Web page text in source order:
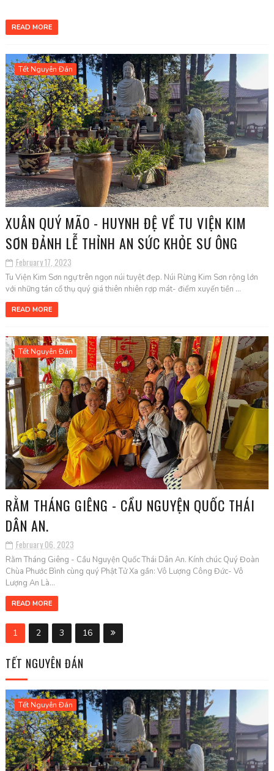
READ MORE
Tết Nguyên Đán
XUÂN QUÝ MÃO - HUYNH ĐỆ VỀ TU VIỆN KIM
SƠN ĐẢNH LỄ THỈNH AN SỨC KHỎE SƯ ÔNG
February 17, 2023
Tu Viện Kim Sơn ngự trên ngọn núi tuyệt đẹp. Núi Rừng Kim Sơn rộng lớn
với những tán cổ thụ quý giá thiên nhiên rợp mát- điểm xuyến tiền ...
READ MORE
Tết Nguyên Đán
RẰM THÁNG GIÊNG - CẦU NGUYỆN QUỐC THÁI
DÂN AN.
February 06, 2023
Rằm Tháng Giêng - Cầu Nguyện Quốc Thái Dân An. Kính chúc Quý Đoàn
Chùa Phước Bình cùng quý Phật Tử Xa gần: Vô Lượng Công Đức- Vô
Lượng An Là...
READ MORE
1 2 3 16
TẾT NGUYÊN ĐÁN
Tết Nguyên Đán